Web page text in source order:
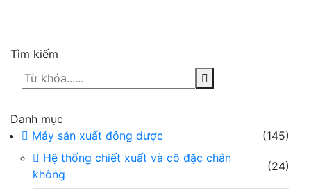
Tìm kiếm
Danh mục
Máy sản xuất đông dược
(145)
Hệ thống chiết xuất và cô đặc chân
không
(24)